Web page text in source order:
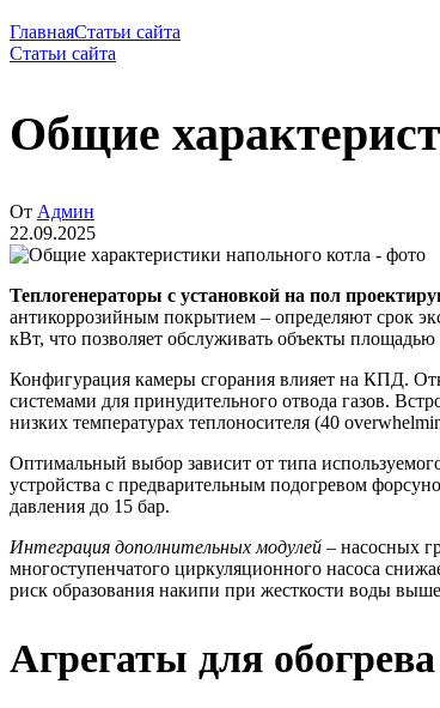
ГлавнаяСтатьи сайта
Статьи сайта
Общие
От Админ
22.09.2025
Теплогенераторы с установкой на пол
антикоррозийным покрытием – определяют срок
кВт, что позволяет обслуживать объекты площадью
Конфигурация камеры сгорания влияет на КПД.
системами для принудительного отвода газов.
низких температурах теплоносителя (40
Оптимальный выбор зависит от типа
устройства с предварительным подогревом
давления до 15 бар.
Интеграция дополнительных модулей – насосных
многоступенчатого циркуляционного насоса
риск образования накипи при жесткости воды
Агрегаты для